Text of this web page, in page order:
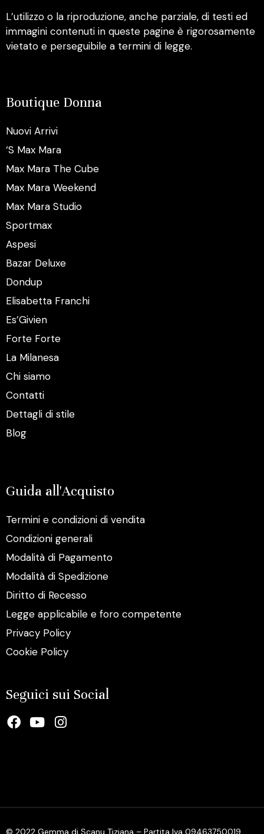
L’utilizzo o la riproduzione, anche parziale, di testi ed
immagini contenuti in queste pagine è rigorosamente
vietato e perseguibile a termini di legge.
Boutique Donna
Nuovi Arrivi
‘S Max Mara
Max Mara The Cube
Max Mara Weekend
Max Mara Studio
Sportmax
Aspesi
Bazar Deluxe
Dondup
Elisabetta Franchi
Es’Givien
Forte Forte
La Milanesa
Chi siamo
Contatti
Dettagli di stile
Blog
Guida all'Acquisto
Termini e condizioni di vendita
Condizioni generali
Modalità di Pagamento
Modalità di Spedizione
Diritto di Recesso
Legge applicabile e foro competente
Privacy Policy
Cookie Policy
Seguici sui Social
© 2022 Gemma di Scanu Tiziana – Partita Iva 09463750019